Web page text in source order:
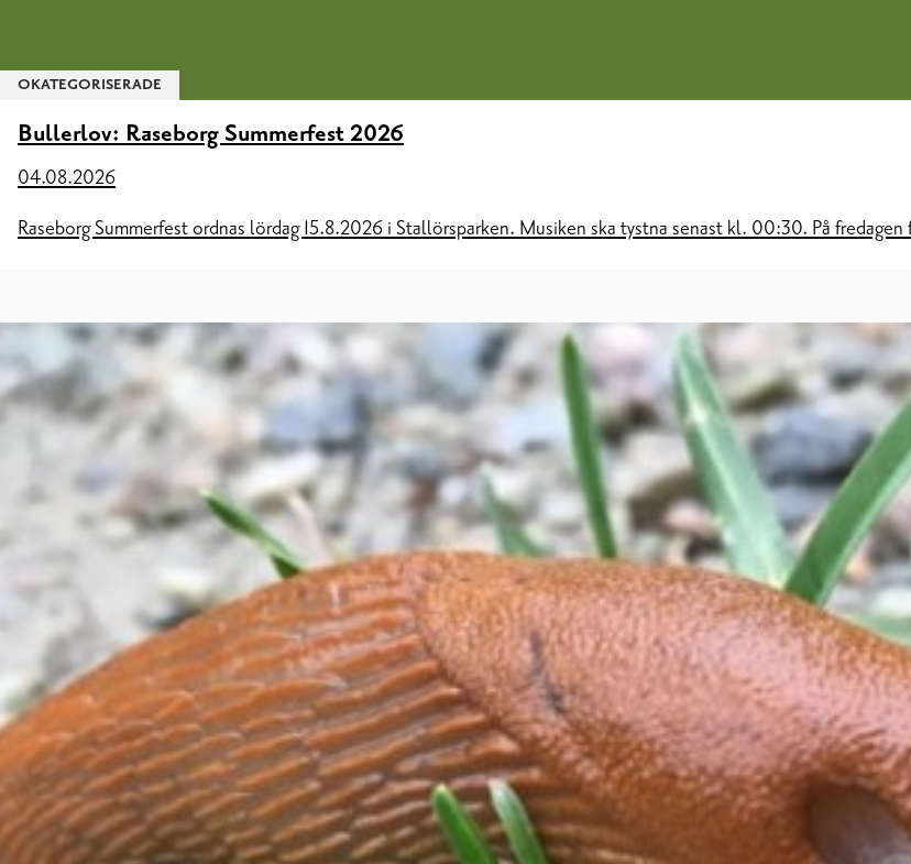
OKATEGORISERADE
Bullerlov: Raseborg Summerfest 2026
04.08.2026
Raseborg Summerfest ordnas lördag 15.8.2026 i Stallörsparken. Musiken ska tystna senast kl. 00:30. På